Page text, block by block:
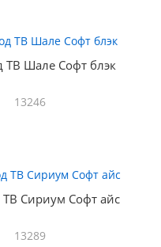
ТВ Шале Софт блэк
13246
Сириум Софт айс
13289